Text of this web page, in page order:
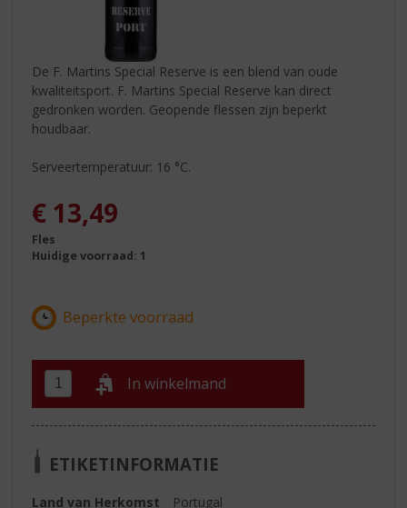
De F. Martins Special Reserve is een blend van oude
kwaliteitsport. F. Martins Special Reserve kan direct
gedronken worden. Geopende flessen zijn beperkt
houdbaar.
Serveertemperatuur: 16 °C.
€ 13,49
Fles
Huidige voorraad: 1
In winkelmand
ETIKETINFORMATIE
Land van Herkomst
Portugal